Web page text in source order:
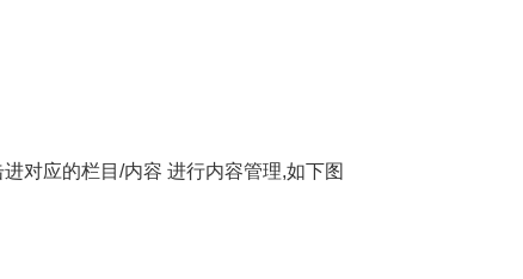
对应的栏目/内容 进行内容管理,如下图